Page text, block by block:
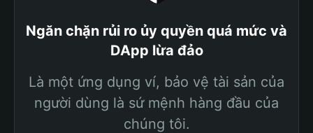
Ngăn chặn rủi ro ủy quyền quá mức và
DApp lừa đảo
Là một ứng dụng ví, bảo vệ tài sản của
người dùng là sứ mệnh hàng đầu của
chúng tôi.